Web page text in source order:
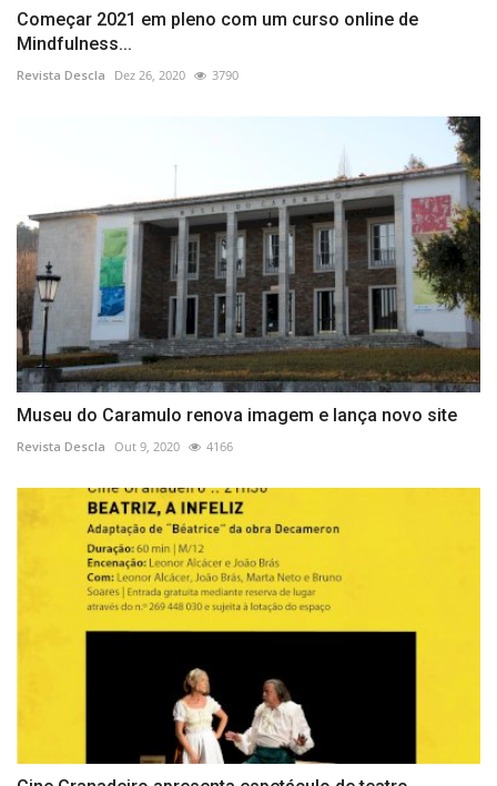
Começar 2021 em pleno com um curso online de
Mindfulness...
Revista Descla Dez 26, 2020 3790
Museu do Caramulo renova imagem e lança novo site
Revista Descla Out 9, 2020 4166